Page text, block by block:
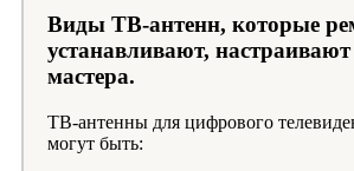
Виды ТВ-антенн, которые
устанавливают,
мастера.
ТВ-антенны для цифрового
могут быть: